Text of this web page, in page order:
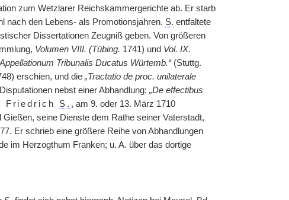
zum Wetzlarer Reichskammergerichte ab. Er starb
nach den Lebens- als Promotionsjahren. S. entfaltete
Dissertationen Zeugniß geben. Von größeren
Volumen VIII. (Tübing. 1741) und Vol. IX.
Tribunalis Ducatus Würtemb.“(Stuttg.
erschien, und die „Tractatio de proc. unilaterale
nebst einer Abhandlung: „De effectibus
Friedrich S. , am 9. oder 13. März 1710
seine Dienste dem Rathe seiner Vaterstadt,
Er schrieb eine größere Reihe von Abhandlungen
im Herzogthum Franken; u. A. über das dortige